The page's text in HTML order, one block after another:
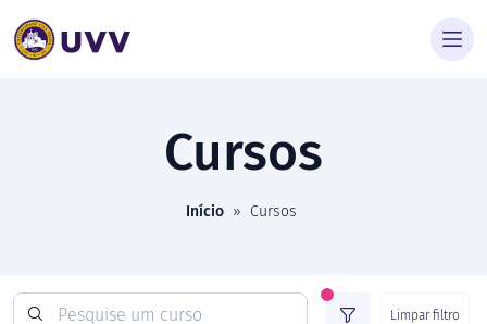
Cursos
Início » Cursos
Limpar filtro